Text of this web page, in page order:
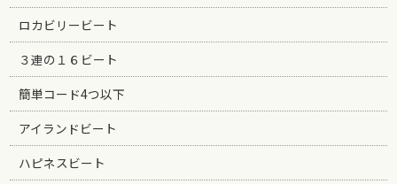
ロカビリービート
３連の１６ビート
簡単コード4つ以下
アイランドビート
ハピネスビート